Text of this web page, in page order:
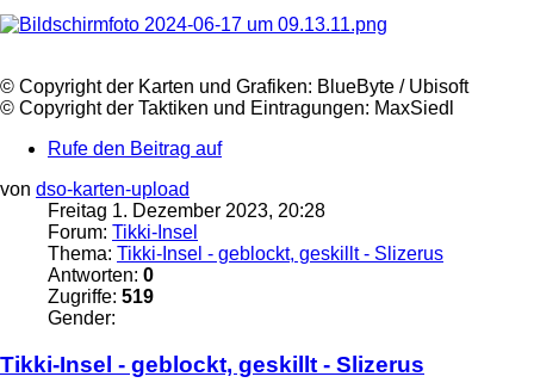
©️ Copyright der Karten und Grafiken: BlueByte / Ubisoft
©️ Copyright der Taktiken und Eintragungen: MaxSiedl
Rufe den Beitrag auf
von dso-karten-upload
Freitag 1. Dezember 2023, 20:28
Forum: Tikki-Insel
Thema: Tikki-Insel - geblockt, geskillt - Slizerus
Antworten: 0
Zugriffe: 519
Gender:
Tikki-Insel - geblockt, geskillt - Slizerus